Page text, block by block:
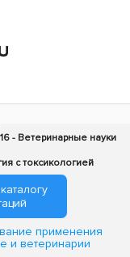
16 - Ветеринарные науки
с токсикологией
применения
и ветеринарии